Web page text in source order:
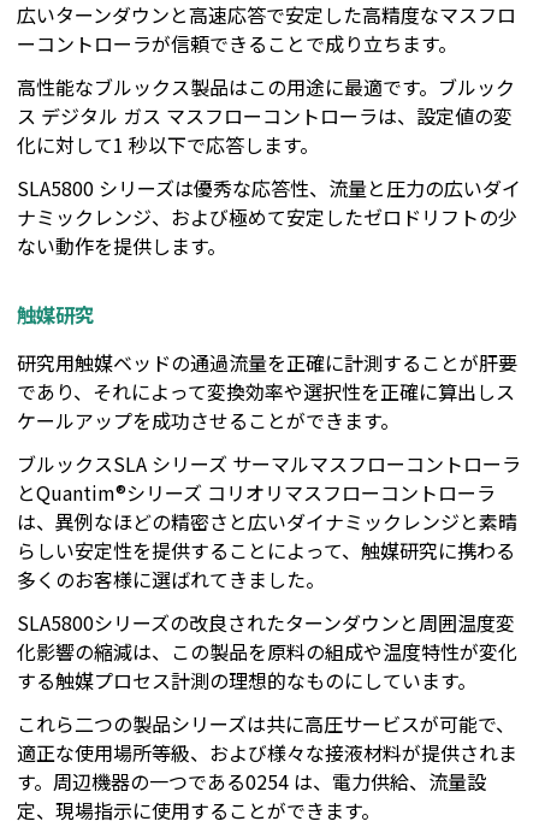
広いターンダウンと高速応答で安定した高精度なマスフロ
ーコントローラが信頼できることで成り立ちます。
高性能なブルックス製品はこの用途に最適です。ブルック
ス デジタル ガス マスフローコントローラは、設定値の変
化に対して1 秒以下で応答します。
SLA5800 シリーズは優秀な応答性、流量と圧力の広いダイ
ナミックレンジ、および極めて安定したゼロドリフトの少
ない動作を提供します。
触媒研究
研究用触媒ベッドの通過流量を正確に計測することが肝要
であり、それによって変換効率や選択性を正確に算出しス
ケールアップを成功させることができます。
ブルックスSLA シリーズ サーマルマスフローコントローラ
とQuantim®シリーズ コリオリマスフローコントローラ
は、異例なほどの精密さと広いダイナミックレンジと素晴
らしい安定性を提供することによって、触媒研究に携わる
多くのお客様に選ばれてきました。
SLA5800シリーズの改良されたターンダウンと周囲温度変
化影響の縮減は、この製品を原料の組成や温度特性が変化
する触媒プロセス計測の理想的なものにしています。
これら二つの製品シリーズは共に高圧サービスが可能で、
適正な使用場所等級、および様々な接液材料が提供されま
す。周辺機器の一つである0254 は、電力供給、流量設
定、現場指示に使用することができます。